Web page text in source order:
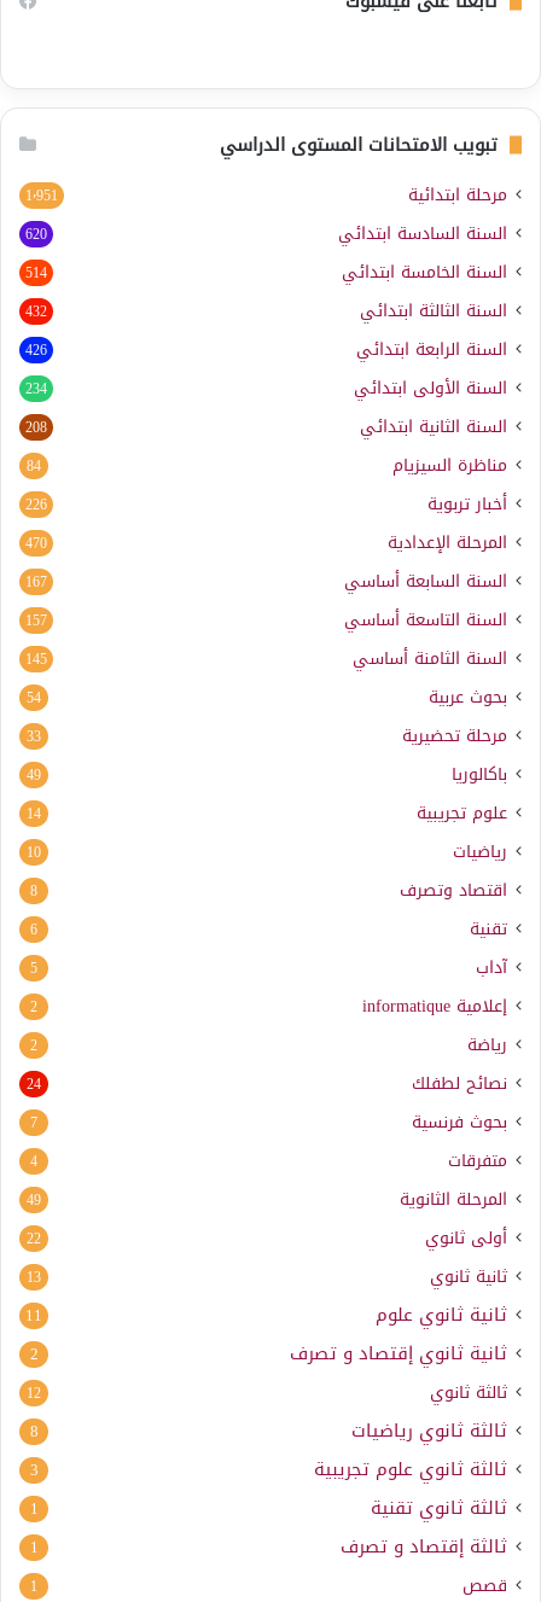
تبويب الامتحانات المستوى الدراسي
مرحلة ابتدائية 1٬951
السنة السادسة ابتدائي 620
السنة الخامسة ابتدائي 514
السنة الثالثة ابتدائي 432
السنة الرابعة ابتدائي 426
السنة الأولى ابتدائي 234
السنة الثانية ابتدائي 208
مناظرة السيزيام 84
أخبار تربوية 226
المرحلة الإعدادية 470
السنة السابعة أساسي 167
السنة التاسعة أساسي 157
السنة الثامنة أساسي 145
بحوث عربية 54
مرحلة تحضيرية 33
باكالوريا 49
علوم تجريبية 14
رياضيات 10
اقتصاد وتصرف 8
تقنية 6
آداب 5
إعلامية informatique
2
رياضة 2
نصائح لطفلك 24
بحوث فرنسية 7
متفرقات 4
المرحلة الثانوية 49
أولى ثانوي 22
ثانية ثانوي 13
ثانية ثانوي علوم 11
ثانية ثانوي إقتصاد و تصرف 2
ثالثة ثانوي 12
ثالثة ثانوي رياضيات 8
ثالثة ثانوي علوم تجريبية 3
ثالثة ثانوي تقنية 1
ثالثة إقتصاد و تصرف 1
قصص 1